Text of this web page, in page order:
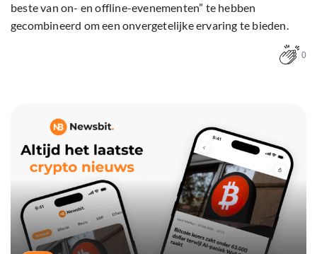
beste van on- en offline-evenementen” te hebben
gecombineerd om een onvergetelijke ervaring te bieden.
0